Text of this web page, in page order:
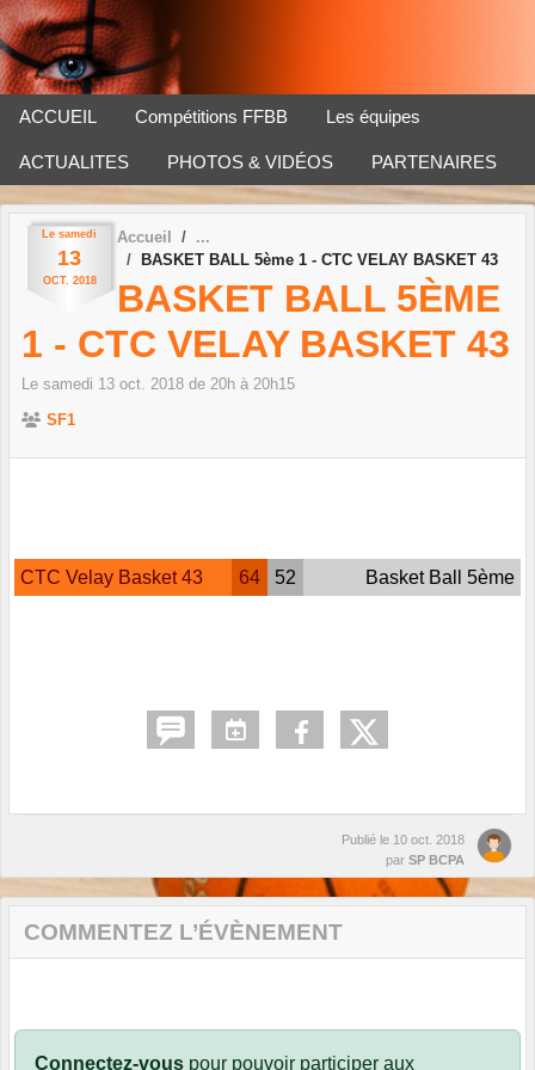
ACCUEIL Compétitions FFBB Les équipes
ACTUALITES PHOTOS & VIDÉOS PARTENAIRES
Le samedi
13
OCT. 2018
Accueil
BASKET BALL 5ème 1 - CTC VELAY BASKET 43
BASKET BALL 5ÈME
1 - CTC VELAY BASKET 43
Le samedi 13 oct. 2018 de 20h à 20h15
SF1
CTC Velay Basket 43 64 52 Basket Ball 5ème
Publié le 10 oct. 2018
par SP BCPA
COMMENTEZ L’ÉVÈNEMENT
Connectez-vous pour pouvoir participer aux
Panneau de gestion des cookies